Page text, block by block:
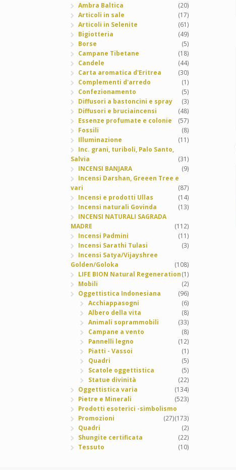
Ambra Baltica
(20)
Articoli in sale
(17)
Articoli in Selenite
(61)
Bigiotteria
(49)
Borse
(5)
Campane Tibetane
(18)
Candele
(44)
Carta aromatica d'Eritrea
(30)
Complementi d'arredo
(1)
Confezionamento
(5)
Diffusori a bastoncini e spray
(3)
Diffusori e bruciaincensi
(48)
Essenze profumate e colonie
(57)
Fossili
(8)
Illuminazione
(11)
Inc. grani, turiboli, Palo Santo,
Salvia
(31)
INCENSI BANJARA
(9)
Incensi Darshan, Greeen Tree e
vari
(87)
Incensi e prodotti Ullas
(14)
Incensi naturali Govinda
(13)
INCENSI NATURALI SAGRADA
MADRE
(112)
Incensi Padmini
(11)
Incensi Sarathi Tulasi
(3)
Incensi Satya/Vijayshree
Golden/Goloka
(108)
LIFE BION Natural Regeneration(1)
Mobili
(2)
Oggettistica Indonesiana
(96)
Acchiappasogni
(6)
Albero della vita
(8)
Animali soprammobili
(33)
Campane a vento
(8)
Pannelli legno
(12)
Piatti - Vassoi
(1)
Quadri
(5)
Scatole oggettistica
(5)
Statue divinità
(22)
Oggettistica varia
(134)
Pietre e Minerali
(523)
Prodotti esoterici -simbolismo
(173)
Promozioni
(27)
Quadri
(2)
Shungite certificata
(22)
Tessuto
(10)